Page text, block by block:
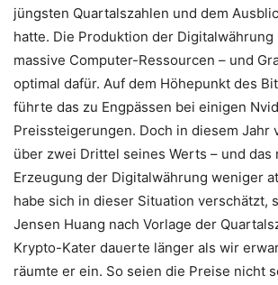
jüngsten Quartalszahlen und dem
hatte. Die Produktion der
massive Computer-Ressourcen – und
optimal dafür. Auf dem Höhepunkt des
führte das zu Engpässen bei einigen
Preissteigerungen. Doch in diesem Jahr
über zwei Drittel seines Werts – und das
Erzeugung der Digitalwährung weniger
habe sich in dieser Situation verschätzt,
Jensen Huang nach Vorlage der
Krypto-Kater dauerte länger als wir
räumte er ein. So seien die Preise nicht